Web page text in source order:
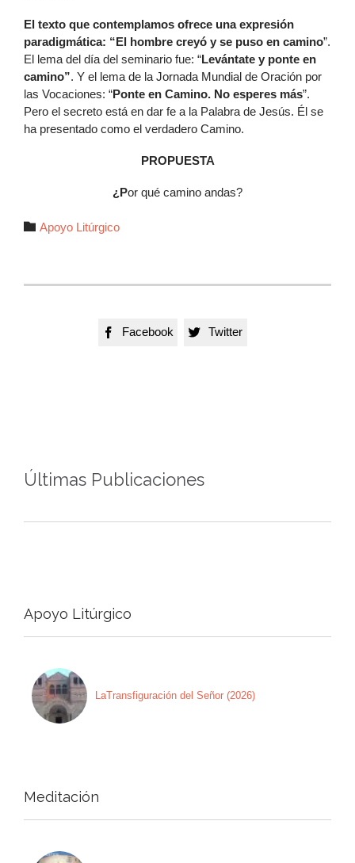
El texto que contemplamos ofrece una expresión
paradigmática: “El hombre creyó y se puso en camino”.
El lema del día del seminario fue: “Levántate y ponte en
camino”. Y el lema de la Jornada Mundial de Oración por
las Vocaciones: “Ponte en Camino. No esperes más”.
Pero el secreto está en dar fe a la Palabra de Jesús. Él se
ha presentado como el verdadero Camino.
PROPUESTA
¿Por qué camino andas?
 Autor
Apoyo Litúrgico
 Facebook  Twitter
Últimas Publicaciones
Apoyo Litúrgico
LaTransfiguración del Señor (2026)
Meditación